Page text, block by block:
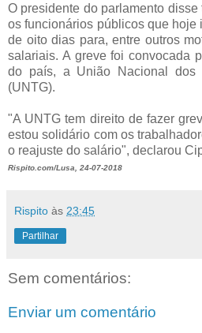
O presidente do parlamento
os funcionários públicos que hoje
de oito dias para, entre outros
salariais. A greve foi convocada
do país, a União Nacional dos
(UNTG).
"A UNTG tem direito de fazer
estou solidário com os
o reajuste do salário", declarou
Rispito.com/Lusa, 24-07-2018
Rispito às 23:45
Partilhar
Sem comentários:
Enviar um comentário